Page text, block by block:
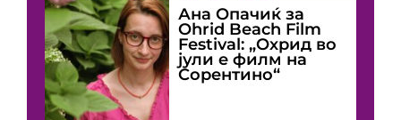
Ана Опачиќ за
Оhrid Beach Film
Festival: „Охрид во
јули е филм на
Сорентино“